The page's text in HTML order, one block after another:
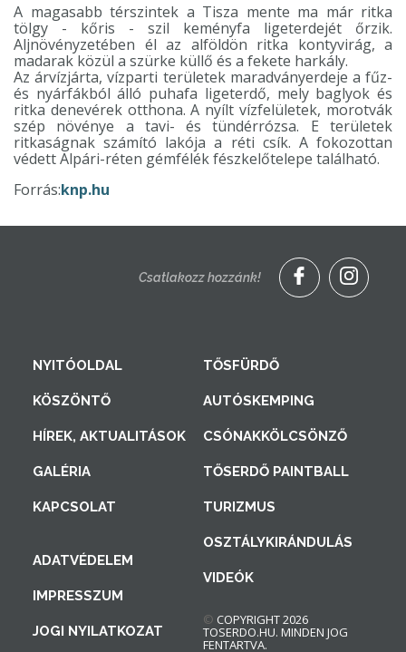
A magasabb térszintek a Tisza mente ma már ritka
tölgy - kőris - szil keményfa ligeterdejét őrzik.
Aljnövényzetében él az alföldön ritka kontyvirág, a
madarak közül a szürke küllő és a fekete harkály.
Az árvízjárta, vízparti területek maradványerdeje a fűz-
és nyárfákból álló puhafa ligeterdő, mely baglyok és
ritka denevérek otthona. A nyílt vízfelületek, morotvák
szép növénye a tavi- és tündérrózsa. E területek
ritkaságnak számító lakója a réti csík. A fokozottan
védett Alpári-réten gémfélék fészkelőtelepe található.
Forrás:knp.hu
NYITÓOLDAL
KÖSZÖNTŐ
HÍREK, AKTUALITÁSOK
GALÉRIA
KAPCSOLAT
ADATVÉDELEM
IMPRESSZUM
JOGI NYILATKOZAT
TŐSFÜRDŐ
AUTÓSKEMPING
CSÓNAKKÖLCSÖNZŐ
TŐSERDŐ PAINTBALL
TURIZMUS
OSZTÁLYKIRÁNDULÁS
VIDEÓK
© COPYRIGHT 2026
TOSERDO.HU. MINDEN JOG
FENTARTVA.
Csatlakozz hozzánk!